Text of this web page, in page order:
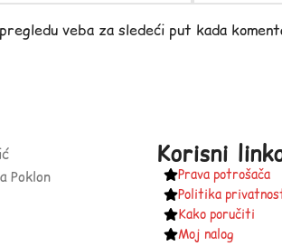
veba za sledeći put kada
Poklon
Korisni
Prava potrošača
Politika
Kako poručiti
Moj nalog